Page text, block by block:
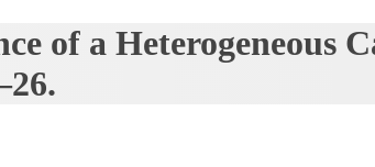
of a Heterogeneous